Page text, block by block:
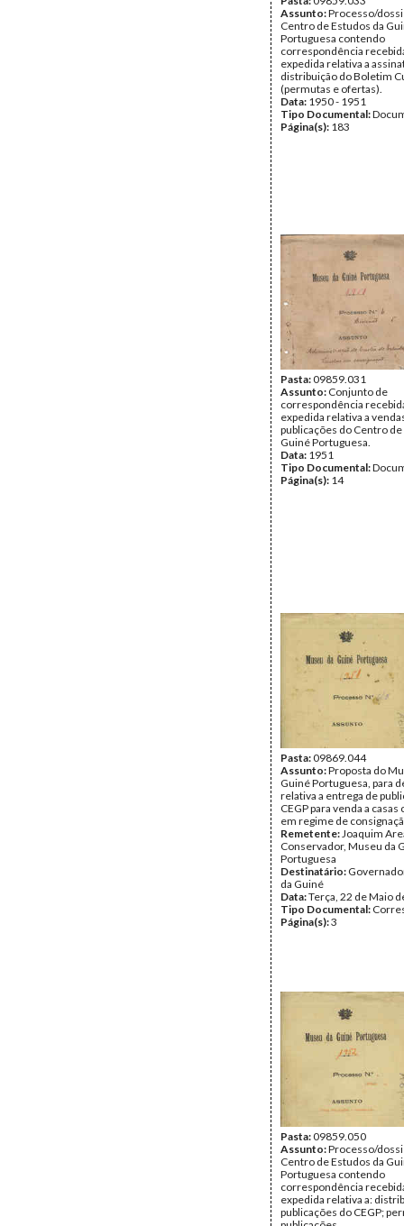
Assunto:Processo/
Centro de Estudos da
Portuguesa contendo
correspondência
expedida relativa a
distribuição do Boletim
(permutas e ofertas).
Data: 1950 - 1951
Tipo Documental:
Página(s): 183
Pasta:09859.031
Assunto: Conjunto de
correspondência
expedida relativa a
publicações do Centro
Guiné Portuguesa.
Data: 1951
Tipo Documental:
Página(s): 14
Pasta:09869.044
Assunto:Proposta do
Guiné Portuguesa, para
relativa a entrega de
CEGP para venda a
em regime de
Remetente:Joaquim
Conservador, Museu da
Portuguesa
Destinatário:
da Guiné
Data:Terça, 22 de Maio
Tipo Documental:
Página(s):3
Pasta:09859.050
Assunto:Processo/
Centro de Estudos da
Portuguesa contendo
correspondência
expedida relativa a:
publicações do CEGP;